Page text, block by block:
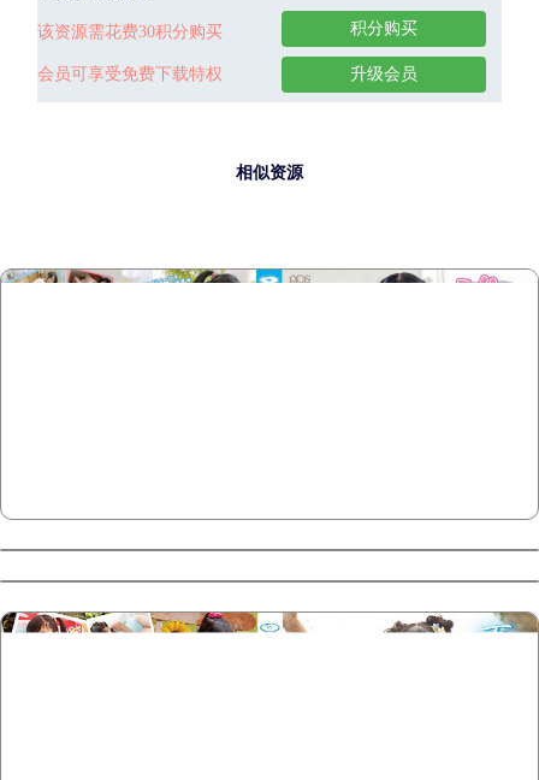
该资源需花费30积分购买
会员可享受免费下载特权
积分购买
升级会员
相似资源